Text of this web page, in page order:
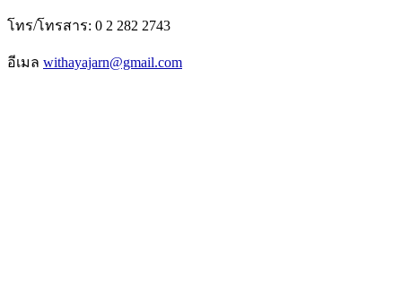
โทร/โทรสาร: 0 2 282 2743
อีเมล withayajarn@gmail.com